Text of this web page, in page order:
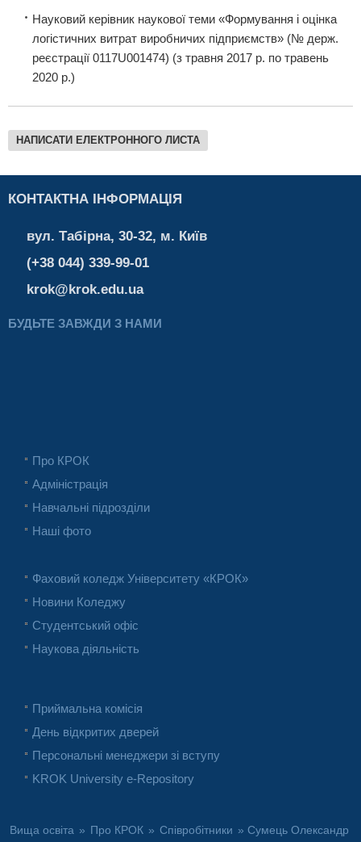
Науковий керівник наукової теми «Формування і оцінка
логістичних витрат виробничих підприємств» (№ держ.
реєстрації 0117U001474) (з травня 2017 р. по травень
2020 р.)
НАПИСАТИ ЕЛЕКТРОННОГО ЛИСТА
КОНТАКТНА ІНФОРМАЦІЯ
вул. Табірна, 30-32, м. Київ
(+38 044) 339-99-01
krok@krok.edu.ua
БУДЬТЕ ЗАВЖДИ З НАМИ
Про КРОК
Адміністрація
Навчальні підрозділи
Наші фото
Фаховий коледж Університету «КРОК»
Новини Коледжу
Студентський офіс
Наукова діяльність
Приймальна комісія
День відкритих дверей
Персональні менеджери зі вступу
KROK University e-Repository
Вища освіта » Про КРОК » Співробітники » Сумець Олександр